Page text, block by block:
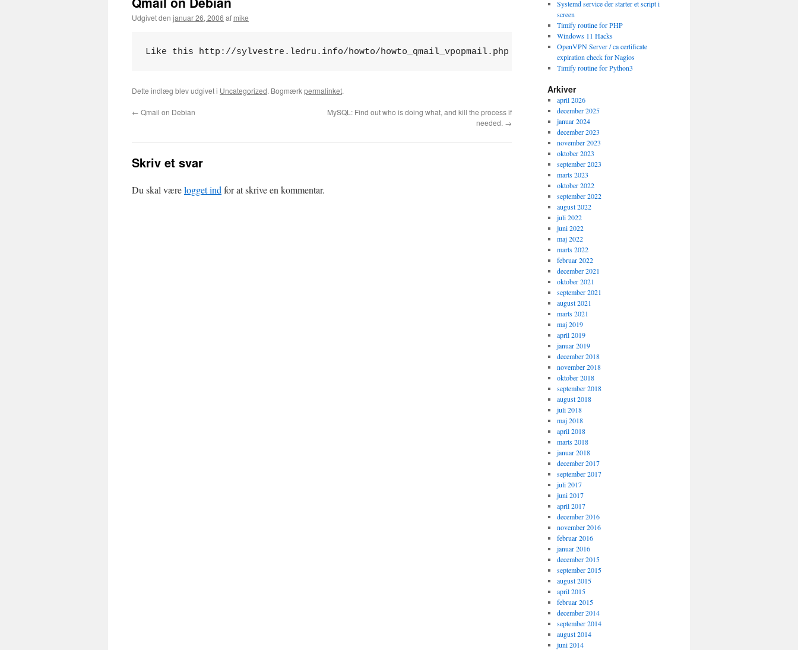
Udgivet den januar 26, 2006 af mike
Like this http://sylvestre.ledru.info/howto/howto_qmail_vpopmail.php
Dette indlæg blev udgivet i Uncategorized. Bogmærkpermalinket.
← Qmail on Debian
MySQL: Find out who is doing what, and kill the process if
needed. →
Skriv et svar
Du skal værelogget ind for at skrive en kommentar.
Systemd service der starter et script i
screen
Timify routine for PHP
Windows 11 Hacks
OpenVPN Server / ca certificate
expiration check for Nagios
Timify routine for Python3
Arkiver
april 2026
december 2025
januar 2024
december 2023
november 2023
oktober 2023
september 2023
marts 2023
oktober 2022
september 2022
august 2022
juli 2022
juni 2022
maj 2022
marts 2022
februar 2022
december 2021
oktober 2021
september 2021
august 2021
marts 2021
maj 2019
april 2019
januar 2019
december 2018
november 2018
oktober 2018
september 2018
august 2018
juli 2018
maj 2018
april 2018
marts 2018
januar 2018
december 2017
september 2017
juli 2017
juni 2017
april 2017
december 2016
november 2016
februar 2016
januar 2016
december 2015
september 2015
august 2015
april 2015
februar 2015
december 2014
september 2014
august 2014
juni 2014